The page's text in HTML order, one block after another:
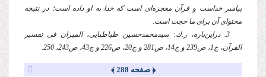
پیامبر خداست و قرآن معجزه‌‌ای است كه خدا به او داده است؛ در نتیجه
محتوای آن برای ما حجت است.
3. دراین‌باره، ر.ك: سیدمحمدحسین طباطبایی، المیزان فی تفسیر
القرآن، ج1، ص239 و ج14، ص281 و ج20، ص226 و ج43، ص243، 250.
﴿ صفحه 288 ﴾